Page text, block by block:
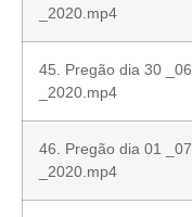
_2020.mp4
45. Pregão dia 30 _06
_2020.mp4
46. Pregão dia 01 _07
_2020.mp4